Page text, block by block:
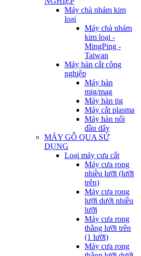
Máy chà nhám kim
loại
Máy chà nhám
kim loại -
MingPing -
Taiwan
Máy hàn cắt công
nghiệp
Máy hàn
mig/mag
Máy hàn tig
Máy cắt plasma
Máy hàn nối
đầu dây
MÁY GỖ QUA SỬ
DỤNG
Loại máy cưa cắt
Máy cưa rong
nhiều lưỡi (lưỡi
trên)
Máy cưa rong
lưỡi dưới nhiều
lưỡi
Máy cưa rong
thẳng lưỡi trên
(1 lưỡi)
Máy cưa rong